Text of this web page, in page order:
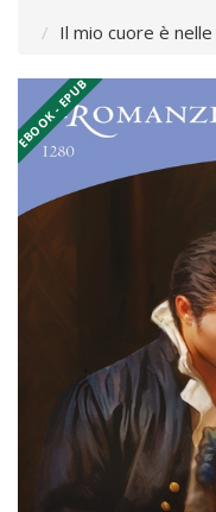
Il mio cuore è
EBOOK - EPUB